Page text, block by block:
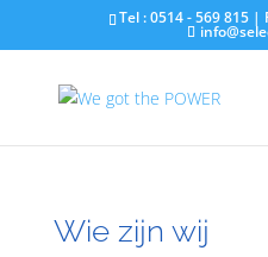
Tel : 0514 - 569 815 |
Wie zijn wij